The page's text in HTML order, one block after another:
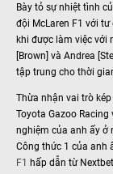
Bày tỏ sự nhiệt tình
đội McLaren F1 với
khi được làm việc với
[Brown] và Andrea
tập trung cho thời
Thừa nhận vai trò
Toyota Gazoo
nghiệm của anh ấy ở
Công thức 1 của anh
F1
hấp dẫn từ